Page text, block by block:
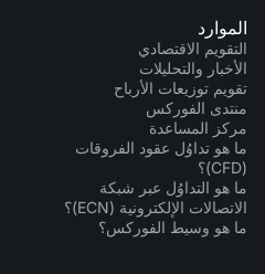
الموارد
التقويم الاقتصادي
الأخبار والتحليلات
تقويم توزيعات الأرباح
منتدى الفوركس
مركز المساعدة
ما هو تداوُل عقود الفروقات
(CFD)؟
ما هو التداوُل عبر شبكة
الاتصالات الإلكترونية (ECN)؟
ما هو وسيط الفوركس؟